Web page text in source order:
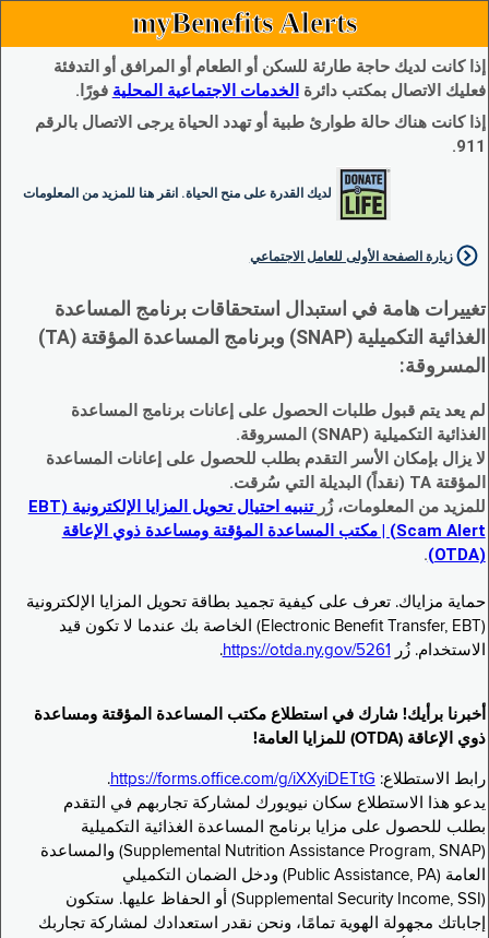
myBenefits Alerts
إذا كانت لديك حاجة طارئة للسكن أو الطعام أو المرافق أو التدفئة
فعليك الاتصال بمكتب دائرة الخدمات الاجتماعية المحلية فورًا.
إذا كانت هناك حالة طوارئ طبية أو تهدد الحياة يرجى الاتصال بالرقم
911.
لديك القدرة على منح الحياة. انقر هنا للمزيد من المعلومات
زيارة الصفحة الأولى للعامل الاجتماعي
تغييرات هامة في استبدال استحقاقات برنامج المساعدة
الغذائية التكميلية (SNAP) وبرنامج المساعدة المؤقتة (TA)
المسروقة:
لم يعد يتم قبول طلبات الحصول على إعانات برنامج المساعدة
الغذائية التكميلية (SNAP) المسروقة.
لا يزال بإمكان الأسر التقدم بطلب للحصول على إعانات المساعدة
المؤقتة TA (نقداً) البديلة التي سُرقت.
للمزيد من المعلومات، زُر
تنبيه احتيال تحويل المزايا الإلكترونية (EBT
Scam Alert) | مكتب المساعدة المؤقتة ومساعدة ذوي الإعاقة
(OTDA)
.
حماية مزاياك. تعرف على كيفية تجميد بطاقة تحويل المزايا الإلكترونية
(Electronic Benefit Transfer, EBT) الخاصة بك عندما لا تكون قيد
الاستخدام. زُر
https://otda.ny.gov/5261
.
أخبرنا برأيك! شارك في استطلاع مكتب المساعدة المؤقتة ومساعدة
ذوي الإعاقة (OTDA) للمزايا العامة!
رابط الاستطلاع: https://forms.office.com/g/iXXyiDETtG
.
يدعو هذا الاستطلاع سكان نيويورك لمشاركة تجاربهم في التقدم
بطلب للحصول على مزايا برنامج المساعدة الغذائية التكميلية
(Supplemental Nutrition Assistance Program, SNAP) والمساعدة
العامة (Public Assistance, PA) ودخل الضمان التكميلي
(Supplemental Security Income, SSI) أو الحفاظ عليها. ستكون
إجاباتك مجهولة الهوية تمامًا، ونحن نقدر استعدادك لمشاركة تجاربك